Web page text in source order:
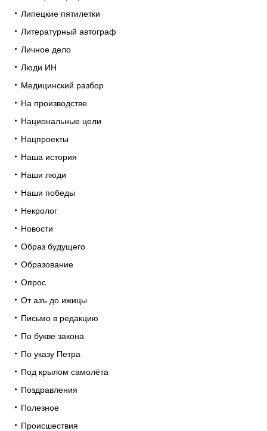
Липецкие пятилетки
Литературный автограф
Личное дело
Люди ИН
Медицинский разбор
На производстве
Национальные цели
Нацпроекты
Наша история
Наши люди
Наши победы
Некролог
Новости
Образ будущего
Образование
Опрос
От азъ до ижицы
Письмо в редакцию
По букве закона
По указу Петра
Под крылом самолёта
Поздравления
Полезное
Происшествия